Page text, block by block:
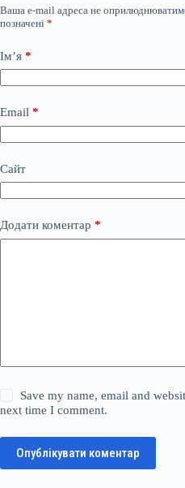
Ваша e-mail адреса не
позначені *
Ім’я *
Email *
Сайт
Додати коментар *
Save my name, email and
next time I comment.
Опублікувати коментар